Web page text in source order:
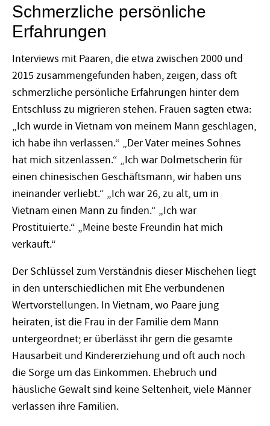
Schmerzliche persönliche
Erfahrungen
Interviews mit Paaren, die etwa zwischen 2000 und
2015 zusammengefunden haben, zeigen, dass oft
schmerzliche persönliche Erfahrungen hinter dem
Entschluss zu migrieren stehen. Frauen sagten etwa:
„Ich wurde in Vietnam von meinem Mann geschlagen,
ich habe ihn verlassen.“ „Der Vater meines Sohnes
hat mich sitzenlassen.“ „Ich war Dolmetscherin für
einen chinesischen Geschäftsmann, wir haben uns
ineinander verliebt.“ „Ich war 26, zu alt, um in
Vietnam einen Mann zu finden.“ „Ich war
Prostituierte.“ „Meine beste Freundin hat mich
verkauft.“
Der Schlüssel zum Verständnis dieser Mischehen liegt
in den unterschiedlichen mit Ehe verbundenen
Wertvorstellungen. In Vietnam, wo Paare jung
heiraten, ist die Frau in der Familie dem Mann
untergeordnet; er überlässt ihr gern die gesamte
Hausarbeit und Kindererziehung und oft auch noch
die Sorge um das Einkommen. Ehebruch und
häusliche Gewalt sind keine Seltenheit, viele Männer
verlassen ihre Familien.